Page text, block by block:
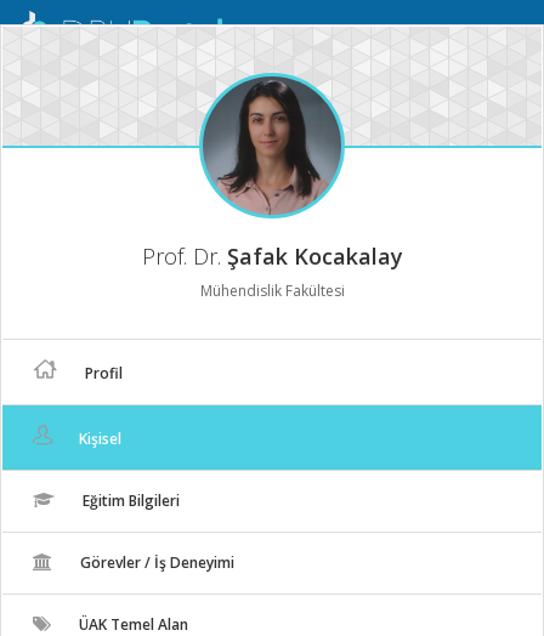
Mobil
Prof. Dr. Şafak Kocakalay
Mühendislik Fakültesi
Profil
Kişisel
Eğitim Bilgileri
Görevler / İş Deneyimi
ÜAK Temel Alan